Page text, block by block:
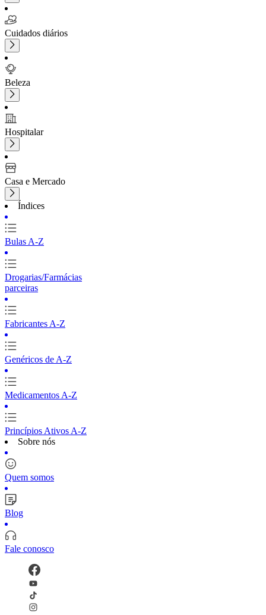
Cuidados diários
Beleza
Hospitalar
Casa e Mercado
Índices
Bulas A-Z
Drogarias/Farmácias
parceiras
Fabricantes A-Z
Genéricos de A-Z
Medicamentos A-Z
Princípios Ativos A-Z
Sobre nós
Quem somos
Blog
Fale conosco